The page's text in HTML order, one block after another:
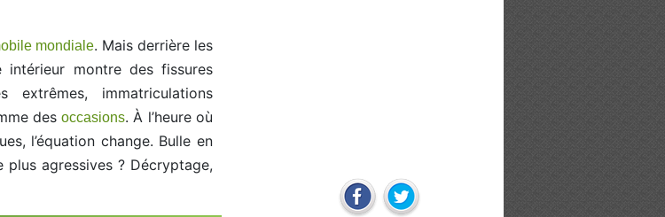
mondiale. Mais derrière les
montre des fissures
extrêmes, immatriculations
desoccasions. À l’heure où
l’équation change. Bulle en
agressives ? Décryptage,